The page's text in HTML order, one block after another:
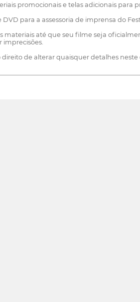
promocionais e telas adicionais para
para a assessoria de imprensa do
materiais até que seu filme seja
imprecisões.
direito de alterar quaisquer detalhes